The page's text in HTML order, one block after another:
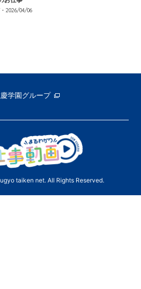
2026/04/06
学園グループ
taiken net. All Rights Reserved.